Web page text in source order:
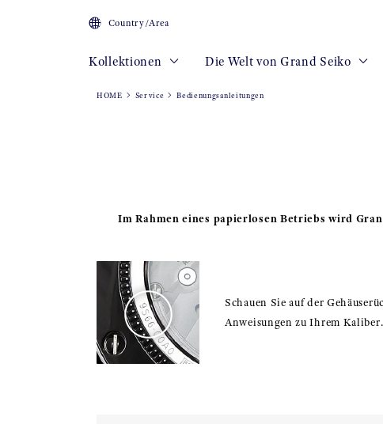
Country/Area
Kollektionen Die Welt von Grand Seiko
HOME Service Bedienungsanleitungen
Im Rahmen eines papierlosen Betriebs wird
Schauen Sie auf der
Anweisungen zu Ihrem